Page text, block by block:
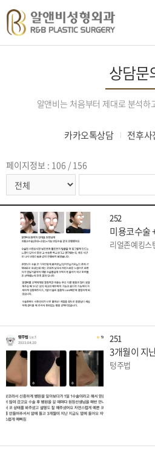
상담문
알앤비는 처음부터 제대로 분석
카카오톡상담 전후사
페이지정보 : 106 / 156
252
미용코수술
리얼존예킹스
251
3개월이 지
텅주법